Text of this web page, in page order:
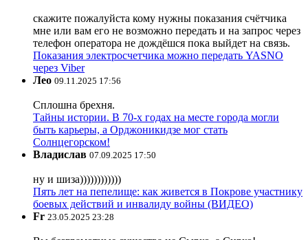
скажите пожалуйста кому нужны показания счётчика
мне или вам его не возможно передать и на запрос через
телефон оператора не дождёшся пока выйдет на связь.
Показания электросчетчика можно передать YASNO
через Viber
Лео 09.11.2025 17:56
Сплошна брехня.
Тайны истории. В 70-х годах на месте города могли
быть карьеры, а Орджоникидзе мог стать
Солнцегорском!
Владислав 07.09.2025 17:50
ну и шиза))))))))))))
Пять лет на пепелище: как живется в Покрове участнику
боевых действий и инвалиду войны (ВИДЕО)
Fr 23.05.2025 23:28